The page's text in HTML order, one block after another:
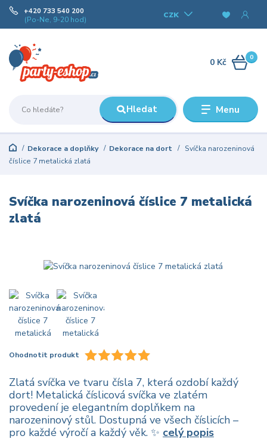
Menu
CZK
Hledat
+420 733 540 200
(Po-Ne, 9-20 hod)
0
0 Kč
Dekorace a doplňky Dekorace na dort
Svíčka narozeninová
číslice 7 metalická zlatá
Svíčka narozeninová číslice 7 metalická
zlatá
Ohodnotit produkt
Zlatá svíčka ve tvaru čísla 7, která ozdobí každý
dort! Metalická číslicová svíčka ve zlatém
provedení je elegantním doplňkem na
narozeninový stůl. Dostupná ve všech číslicích –
pro každé výročí a každý věk. ✨ celý popis